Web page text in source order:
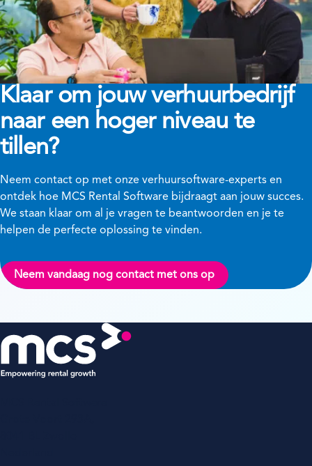
Klaar om jouw verhuurbedrijf
naar een hoger niveau te
tillen?
Neem contact op met onze verhuursoftware-experts en
ontdek hoe MCS Rental Software bijdraagt aan jouw succes.
We staan klaar om al je vragen te beantwoorden en je te
helpen de perfecte oplossing te vinden.
Neem vandaag nog contact met ons op